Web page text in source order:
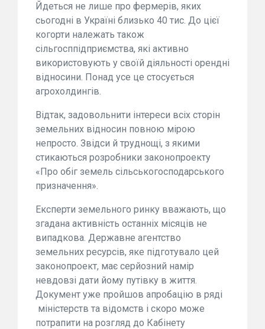
Йдеться не лише про фермерів, яких
сьогодні в Україні близько 40 тис. До цієї
когорти належать також
сільгосппідприємства, які активно
використовують у своїй діяльності орендні
відносини. Понад усе це стосується
агрохолдингів.
Відтак, задовольнити інтереси всіх сторін
земельних відносин повною мірою
непросто. Звідси й труднощі, з якими
стикаються розробники законопроекту
«Про обіг земель сільськогосподарського
призначення».
Експерти земельного ринку вважають, що
згадана активність останніх місяців не
випадкова. Державне агентство
земельних ресурсів, яке підготувало цей
законопроект, має серйозний намір
невдовзі дати йому путівку в життя.
Документ уже пройшов апробацію в ряді
міністерств та відомств і скоро може
потрапити на розгляд до Кабінету